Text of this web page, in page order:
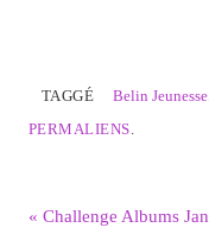
TAGGÉ Belin Jeunesse
PERMALIENS
« Challenge Albums